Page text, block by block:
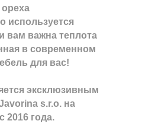
используется
вам важна теплота
в современном
для вас!
эксклюзивным
s.r.o. на
2016 года.